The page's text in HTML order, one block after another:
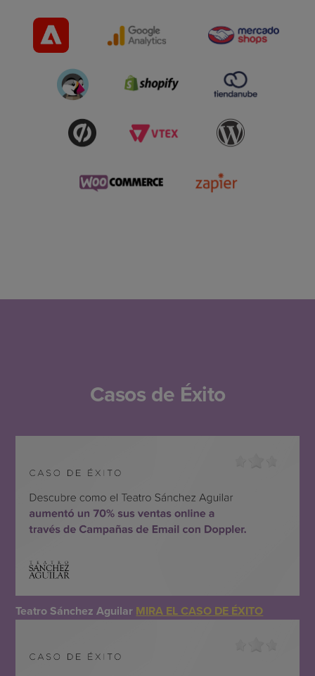
Casos de Éxito
Teatro Sánchez Aguilar MIRA EL CASO DE ÉXITO